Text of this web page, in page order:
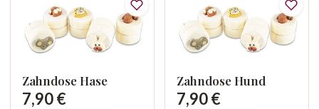
Zahndose Hase
7,90 €
Zahndose Hund
7,90 €